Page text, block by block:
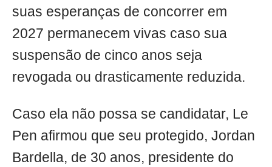
suas esperanças de concorrer em
2027 permanecem vivas caso sua
suspensão de cinco anos seja
revogada ou drasticamente reduzida.
Caso ela não possa se candidatar, Le
Pen afirmou que seu protegido, Jordan
Bardella, de 30 anos, presidente do